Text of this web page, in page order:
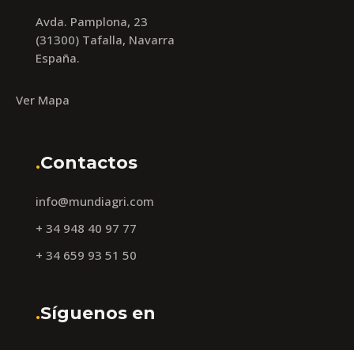
Avda. Pamplona, 23
(31300) Tafalla, Navarra
España.
Ver Mapa
.Contactos
info@mundiagri.com
+ 34 948 40 97 77
+ 34 659 93 51 50
.Síguenos en